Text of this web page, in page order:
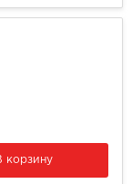
корзину